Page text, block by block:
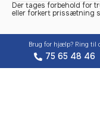
Der tages forbehold for
eller forkert prissætning
Brug for hjælp? Ring til
75 65 48 46